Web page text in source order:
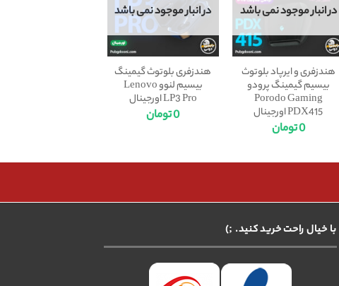
در انبار موجود نمی باشد
هندزفری و ایرپاد بلوتوث
بیسیم گیمینگ پرودو
Porodo Gaming
PDX415 اورجینال
0تومان
در انبار موجود نمی باشد
هندزفری بلوتوث گیمینگ
بیسیم لنوو Lenovo
LP3 Pro اورجینال
0تومان
با خیال راحت خرید کنید. ;)